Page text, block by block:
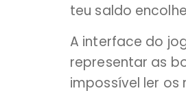
teu saldo
A interface do
representar as
impossível ler os